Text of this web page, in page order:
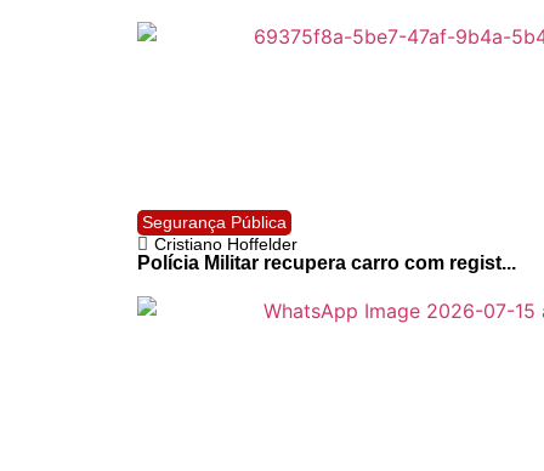
Segurança Pública
Cristiano Hoffelder
Polícia Militar recupera carro com regist...